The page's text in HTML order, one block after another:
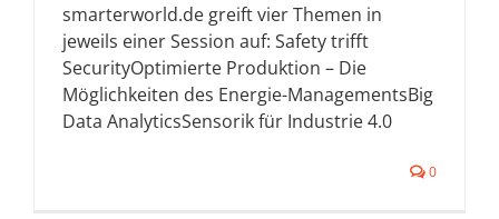
smarterworld.de greift vier Themen in
jeweils einer Session auf: Safety trifft
SecurityOptimierte Produktion – Die
Möglichkeiten des Energie-ManagementsBig
Data AnalyticsSensorik für Industrie 4.0
0